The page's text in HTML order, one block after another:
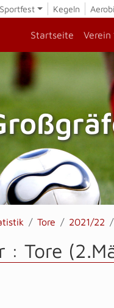
Sportfest Kegeln
Startseite Verein
Tore 2021/22
: Tore